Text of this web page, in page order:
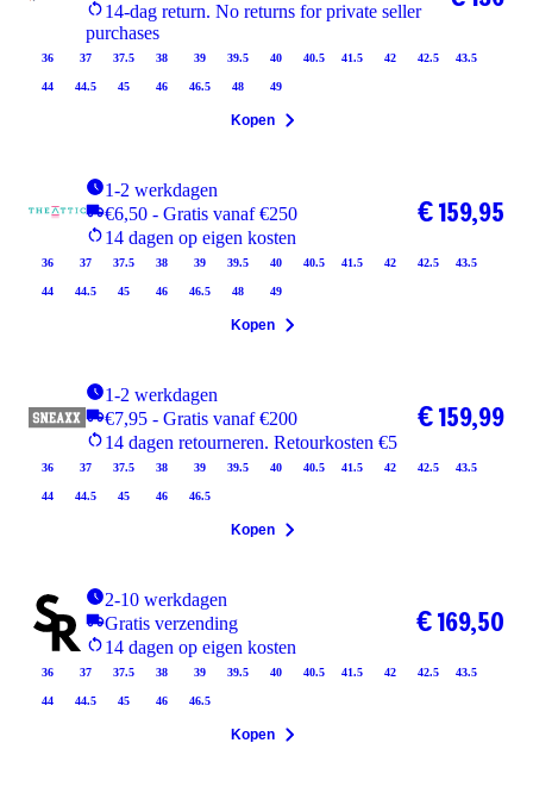
14-dag return. No returns for private seller
purchases
36 37 37.5 38 39 39.5 40 40.5 41.5 42 42.5 43.5
44 44.5 45 46 46.5 48 49
Kopen
1-2 werkdagen
€6,50 - Gratis vanaf €250
14 dagen op eigen kosten
36 37 37.5 38 39 39.5 40 40.5 41.5 42 42.5 43.5
44 44.5 45 46 46.5 48 49
€ 159,95
Kopen
1-2 werkdagen
€7,95 - Gratis vanaf €200
14 dagen retourneren. Retourkosten €5
36 37 37.5 38 39 39.5 40 40.5 41.5 42 42.5 43.5
44 44.5 45 46 46.5
€ 159,99
Kopen
2-10 werkdagen
Gratis verzending
14 dagen op eigen kosten
36 37 37.5 38 39 39.5 40 40.5 41.5 42 42.5 43.5
44 44.5 45 46 46.5
€ 169,50
Kopen